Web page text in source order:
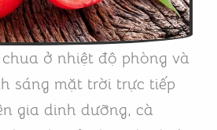
ở nhiệt độ phòng và
sáng mặt trời trực tiếp
gia dinh dưỡng, cà